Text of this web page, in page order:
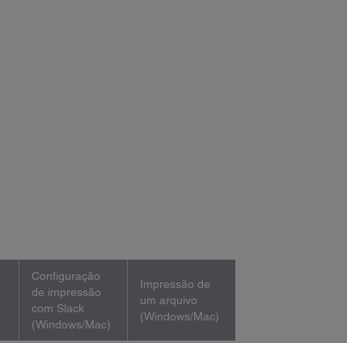
Configuração
de impressão
com Slack
(Windows/Mac)
Impressão de
um arquivo
(Windows/Mac)